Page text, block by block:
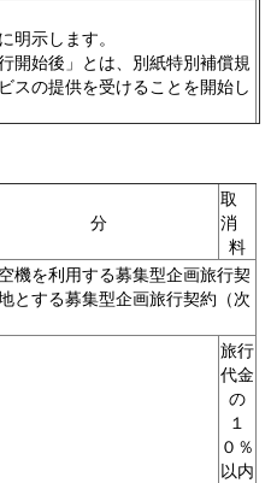
明示します。
開始後」とは、別紙特別補償規
スの提供を受けることを開始し
取
消
料
機を利用する募集型企画旅行契
とする募集型企画旅行契約（次
旅行
代金
の
１
０％
以内